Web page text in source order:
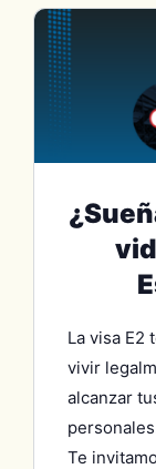
La visa E2
vivir
alcanzar
Te